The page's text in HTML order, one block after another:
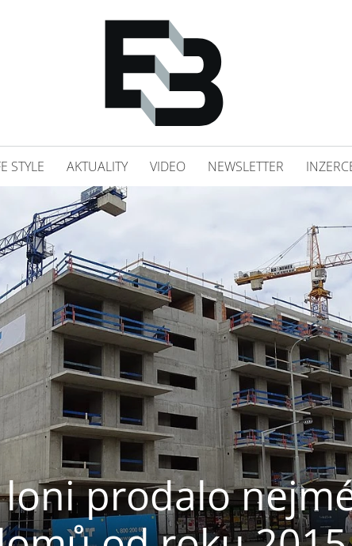
STYLE AKTUALITY VIDEO NEWSLETTER
loni prodalo